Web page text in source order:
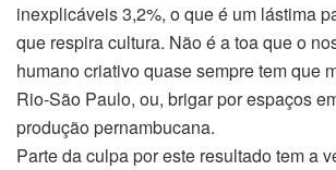
inexplicáveis 3,2%, o que é um lástima
que respira cultura. Não é a toa que o
humano criativo quase sempre tem que
Rio-São Paulo, ou, brigar por espaços
produção pernambucana.
Parte da culpa por este resultado tem a